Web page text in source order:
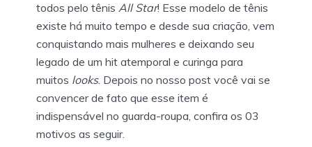
todos pelo tênis All Star! Esse modelo de tênis
existe há muito tempo e desde sua criação, vem
conquistando mais mulheres e deixando seu
legado de um hit atemporal e curinga para
muitos looks. Depois no nosso post você vai se
convencer de fato que esse item é
indispensável no guarda-roupa, confira os 03
motivos as seguir.